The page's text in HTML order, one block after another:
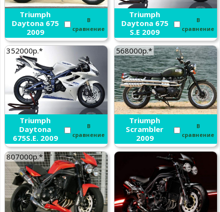
Triumph
Daytona 675
2009
В
сравнение
Triumph
Daytona 675
S.E 2009
В
сравнение
352000р.*
Triumph
Daytona
675S.E. 2009
В
сравнение
568000р.*
Triumph
Scrambler
2009
В
сравнение
807000р.*